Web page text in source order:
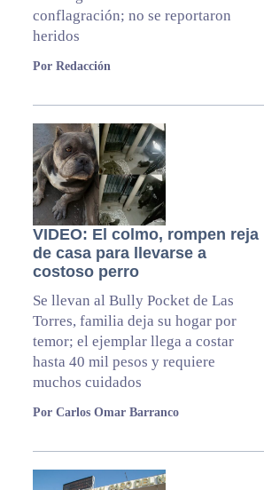
conflagración; no se reportaron
heridos
Por Redacción
VIDEO: El colmo, rompen reja
de casa para llevarse a
costoso perro
Se llevan al Bully Pocket de Las
Torres, familia deja su hogar por
temor; el ejemplar llega a costar
hasta 40 mil pesos y requiere
muchos cuidados
Por Carlos Omar Barranco